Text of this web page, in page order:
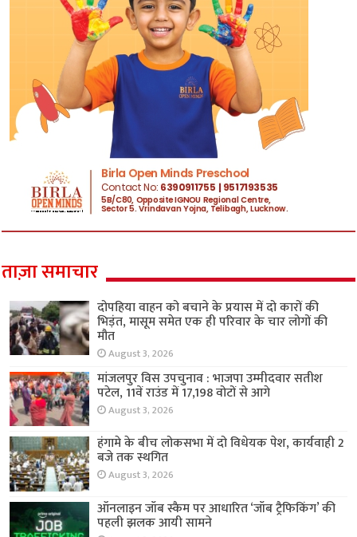
ताज़ा समाचार
दोपहिया वाहन को बचाने के प्रयास में दो कारों की
भिड़ंत, मासूम समेत एक ही परिवार के चार लोगों की
मौत
August 3, 2026
मांजलपुर विस उपचुनाव : भाजपा उम्मीदवार सतीश
पटेल, 11वें राउंड में 17,198 वोटों से आगे
August 3, 2026
हंगामे के बीच लोकसभा में दो विधेयक पेश, कार्यवाही 2
बजे तक स्थगित
August 3, 2026
ऑनलाइन जॉब स्कैम पर आधारित ‘जॉब ट्रैफिकिंग’ की
पहली झलक आयी सामने